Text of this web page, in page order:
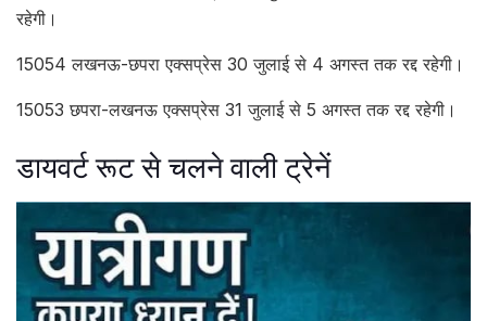
रहेगी।
15054 लखनऊ-छपरा एक्सप्रेस 30 जुलाई से 4 अगस्त तक रद्द रहेगी।
15053 छपरा-लखनऊ एक्सप्रेस 31 जुलाई से 5 अगस्त तक रद्द रहेगी।
डायवर्ट रूट से चलने वाली ट्रेनें